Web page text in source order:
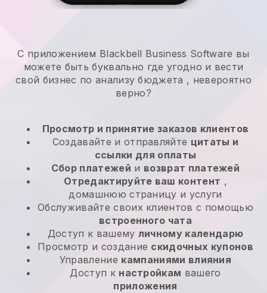
С приложением Blackbell Business Software вы
можете быть буквально где угодно и вести
свой бизнес по анализу бюджета , невероятно
верно?
Просмотр и принятие заказов клиентов
Создавайте и отправляйте цитаты и
ссылки для оплаты
Сбор платежей и возврат платежей
Отредактируйте ваш контент ,
домашнюю страницу и услуги
Обслуживайте своих клиентов с помощью
встроенного чата
Доступ к вашему личному календарю
Просмотр и создание скидочных купонов
Управление кампаниями влияния
Доступ к настройкам вашего
приложения